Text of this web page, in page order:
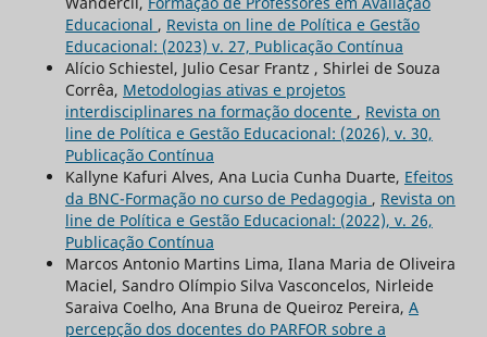
Educacional , Revista on line de Política e Gestão
Educacional: (2023) v. 27, Publicação Contínua
Alício Schiestel, Julio Cesar Frantz , Shirlei de Souza
Corrêa, Metodologias ativas e projetos
interdisciplinares na formação docente , Revista on
line de Política e Gestão Educacional: (2026), v. 30,
Publicação Contínua
Kallyne Kafuri Alves, Ana Lucia Cunha Duarte, Efeitos
da BNC-Formação no curso de Pedagogia , Revista on
line de Política e Gestão Educacional: (2022), v. 26,
Publicação Contínua
Marcos Antonio Martins Lima, Ilana Maria de Oliveira
Maciel, Sandro Olímpio Silva Vasconcelos, Nirleide
Saraiva Coelho, Ana Bruna de Queiroz Pereira, A
percepção dos docentes do PARFOR sobre a